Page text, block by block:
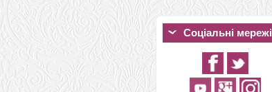
Соціальні мережі